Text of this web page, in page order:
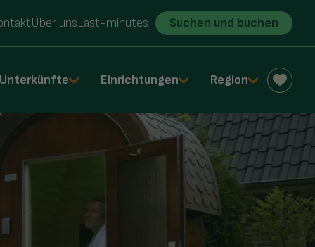
Über unsLast-minutes Suchen und buchen
Unterkünfte Einrichtungen Region